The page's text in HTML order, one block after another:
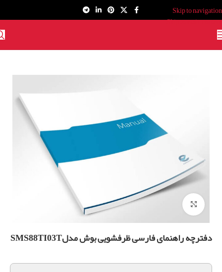
Skip to navigation
Skip to main content
برای بزرگنمایی کلیک کنید
دفترچه راهنمای فارسی ظرفشویی بوش مدلSMS88TI03T